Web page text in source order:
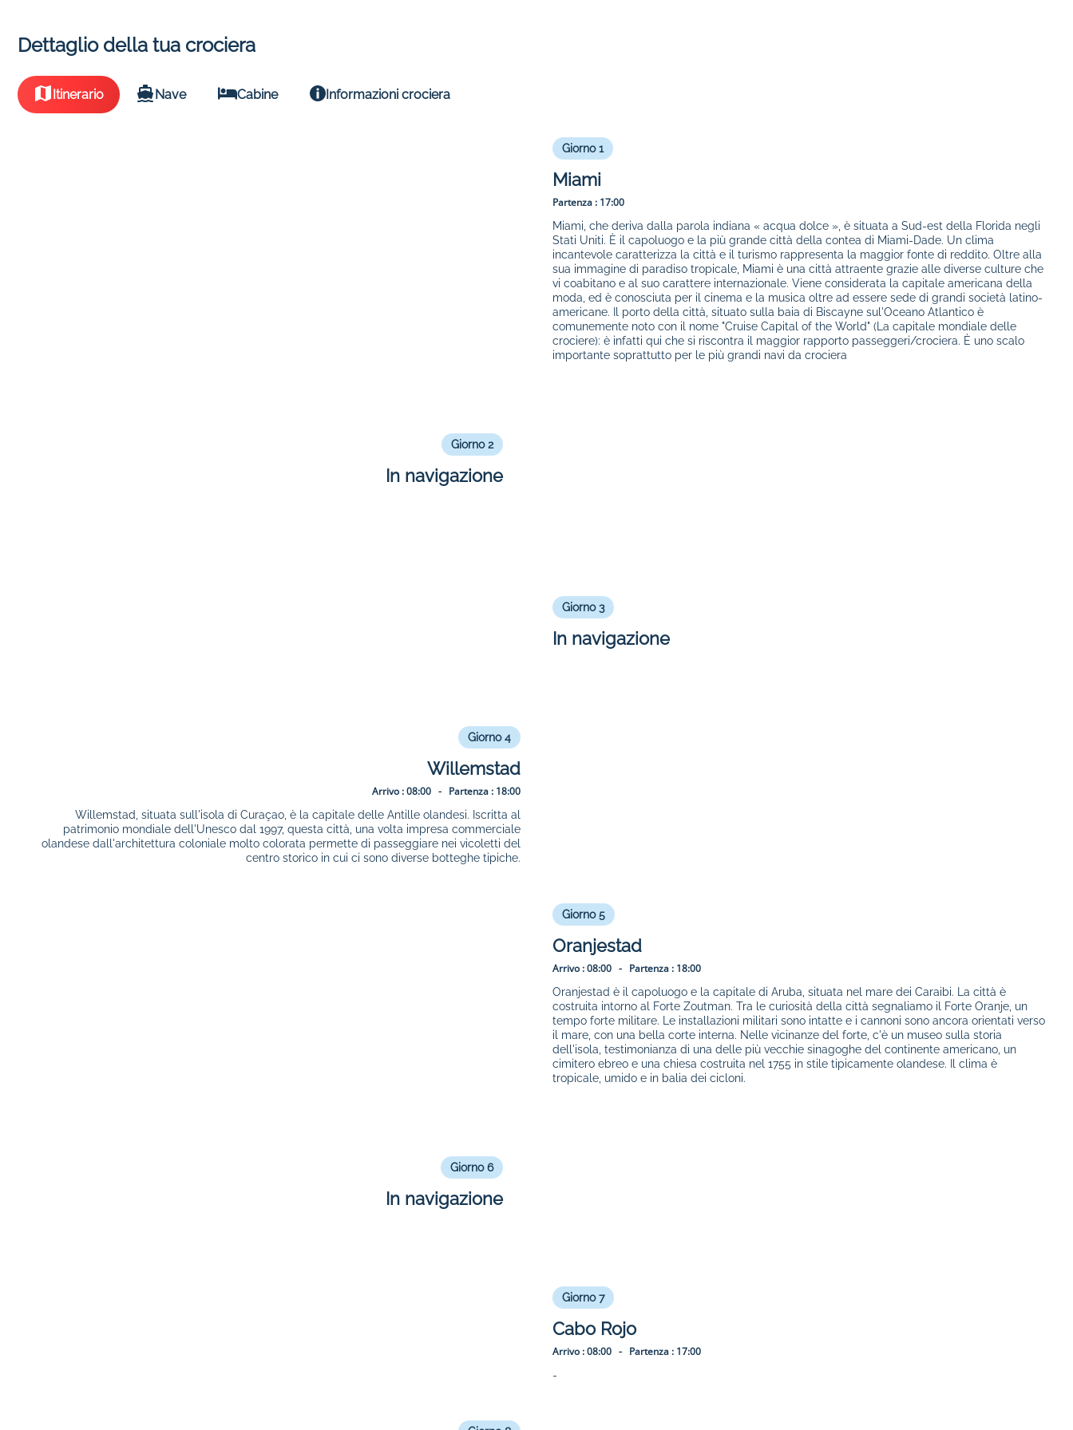
Dettaglio della tua crociera
Itinerario Nave Cabine Informazioni crociera
Giorno 1
Miami
Partenza : 17:00
Miami, che deriva dalla parola indiana « acqua dolce », è situata a Sud-est della Florida negli
Stati Uniti. È il capoluogo e la più grande città della contea di Miami-Dade. Un clima
incantevole caratterizza la città e il turismo rappresenta la maggior fonte di reddito. Oltre alla
sua immagine di paradiso tropicale, Miami è una città attraente grazie alle diverse culture che
vi coabitano e al suo carattere internazionale. Viene considerata la capitale americana della
moda, ed è conosciuta per il cinema e la musica oltre ad essere sede di grandi società latino-
americane. Il porto della città, situato sulla baia di Biscayne sul'Oceano Atlantico è
comunemente noto con il nome "Cruise Capital of the World" (La capitale mondiale delle
crociere): è infatti qui che si riscontra il maggior rapporto passeggeri/crociera. È uno scalo
importante soprattutto per le più grandi navi da crociera
Giorno 2
In navigazione
Giorno 3
In navigazione
Giorno 4
Willemstad
Arrivo :08:00 - Partenza : 18:00
Willemstad, situata sull'isola di Curaçao, è la capitale delle Antille olandesi. Iscritta al
patrimonio mondiale dell'Unesco dal 1997, questa città, una volta impresa commerciale
olandese dall'architettura coloniale molto colorata permette di passeggiare nei vicoletti del
centro storico in cui ci sono diverse botteghe tipiche.
Giorno 5
Oranjestad
Arrivo :08:00 - Partenza : 18:00
Oranjestad è il capoluogo e la capitale di Aruba, situata nel mare dei Caraibi. La città è
costruita intorno al Forte Zoutman. Tra le curiosità della città segnaliamo il Forte Oranje, un
tempo forte militare. Le installazioni militari sono intatte e i cannoni sono ancora orientati verso
il mare, con una bella corte interna. Nelle vicinanze del forte, c'è un museo sulla storia
dell'isola, testimonianza di una delle più vecchie sinagoghe del continente americano, un
cimitero ebreo e una chiesa costruita nel 1755 in stile tipicamente olandese. Il clima è
tropicale, umido e in balia dei cicloni.
Giorno 6
In navigazione
Giorno 7
Cabo Rojo
Arrivo :08:00 - Partenza : 17:00
-